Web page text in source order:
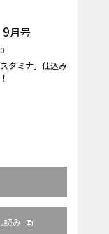
9月号
タミナ」仕込み
読み